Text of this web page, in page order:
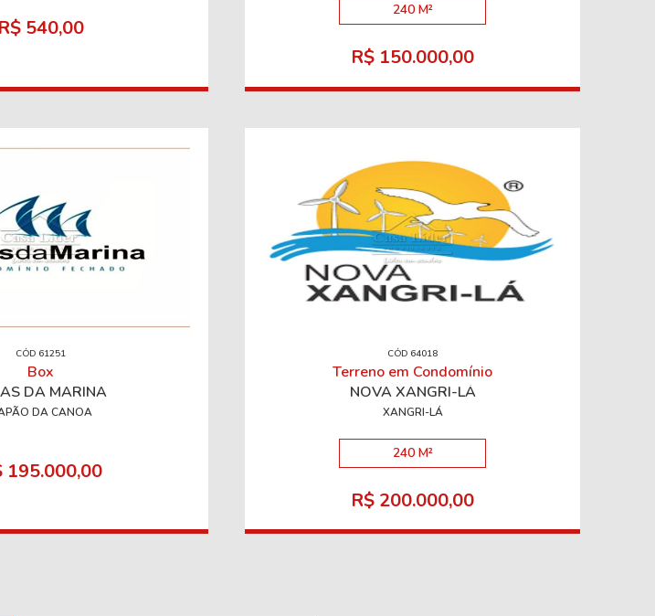
R$ 540,00
240 M²
R$ 150.000,00
CÓD 61251
Box
DA MARINA
DA CANOA
195.000,00
CÓD 64018
Terreno em Condomínio
NOVA XANGRI-LÁ
XANGRI-LÁ
240 M²
R$ 200.000,00